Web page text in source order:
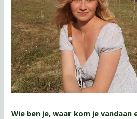
Wie ben je, waar kom je vandaan